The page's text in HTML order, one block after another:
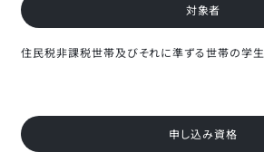
対象者
住民税非課税世帯及びそれに準ずる世帯の学生
申し込み資格